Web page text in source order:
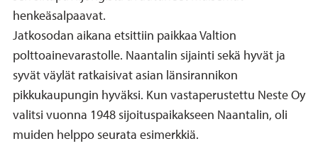
henkeäsalpaavat.
Jatkosodan aikana etsittiin paikkaa Valtion
polttoainevarastolle. Naantalin sijainti sekä hyvät ja
syvät väylät ratkaisivat asian länsirannikon
pikkukaupungin hyväksi. Kun vastaperustettu Neste Oy
valitsi vuonna 1948 sijoituspaikakseen Naantalin, oli
muiden helppo seurata esimerkkiä.